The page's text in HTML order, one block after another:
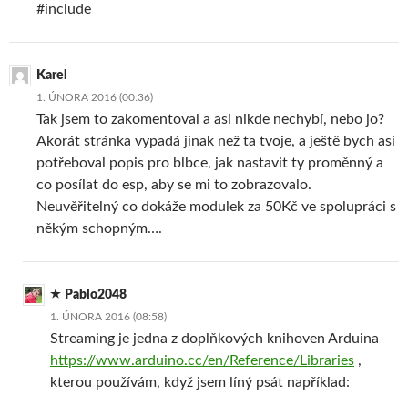
#include
Karel
1. ÚNORA 2016 (00:36)
Tak jsem to zakomentoval a asi nikde nechybí, nebo jo?
Akorát stránka vypadá jinak než ta tvoje, a ještě bych asi
potřeboval popis pro blbce, jak nastavit ty proměnný a
co posílat do esp, aby se mi to zobrazovalo.
Neuvěřitelný co dokáže modulek za 50Kč ve spolupráci s
někým schopným….
Pablo2048
1. ÚNORA 2016 (08:58)
Streaming je jedna z doplňkových knihoven Arduina
https://www.arduino.cc/en/Reference/Libraries ,
kterou používám, když jsem líný psát například: